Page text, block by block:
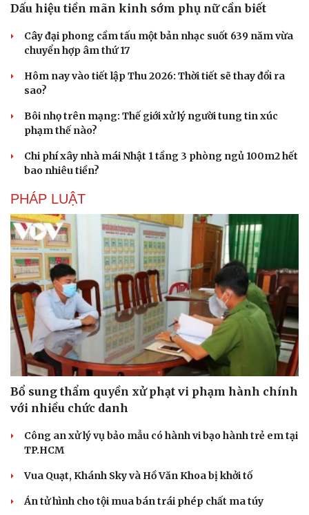
Dấu hiệu tiền mãn kinh sớm phụ nữ cần biết
Cây đại phong cầm tấu một bản nhạc suốt 639 năm vừa
chuyển hợp âm thứ 17
Hôm nay vào tiết lập Thu 2026: Thời tiết sẽ thay đổi ra
sao?
Bôi nhọ trên mạng: Thế giới xử lý người tung tin xúc
phạm thế nào?
Chi phí xây nhà mái Nhật 1 tầng 3 phòng ngủ 100m2 hết
bao nhiêu tiền?
PHÁP LUẬT
Bổ sung thẩm quyền xử phạt vi phạm hành chính
với nhiều chức danh
Công an xử lý vụ bảo mẫu có hành vi bạo hành trẻ em tại
TP.HCM
Vua Quạt, Khánh Sky và Hồ Văn Khoa bị khởi tố
Án tử hình cho tội mua bán trái phép chất ma túy